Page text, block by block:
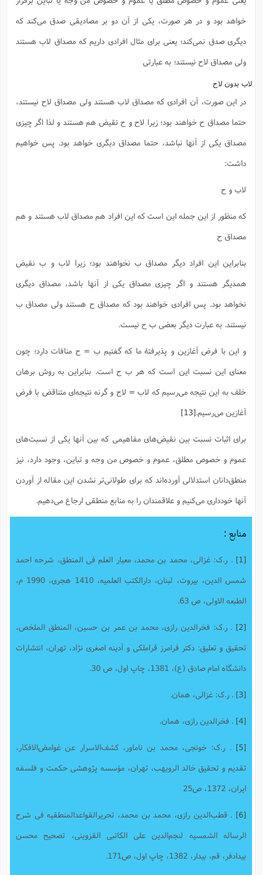
خواهد بود و در هر صورت، یکی از آن دو بر مصادیقی صدق می‌کند که
دیگری صدق نمی‌کند؛ یعنی برای مثال افرادی داریم که مصداق لاب هستند
ولی مصداق لاح نیستند؛ به عبارتی
لاب بدون لاح
در این صورت، آن افرادی که مصداق لاب هستند ولی مصداق لاح نیستند،
حتما مصداق ح خواهند بود؛ زیرا لاح و ح نقیض هم هستند و لذا اگر چیزی
مصداق یکی از آنها نباشد، حتما مصداق دیگری خواهد بود. پس خواهیم
داشت:
لاب و ح
که منظور از این جمله این است که این افراد هم مصداق لاب هستند و هم
مصداق ح
بنابراین این افراد دیگر مصداق ب نخواهند بود؛ زیرا لاب و ب نقیض
همدیگر هستند و اگر چیزی مصداق یکی از آنها باشد، مصداق دیگری
نخواهد بود. پس افرادی خواهند بود که مصداق ح هستند ولی مصداق ب
نیستند. به عبارت دیگر بعضی ب ح نیست.
و این با فرض آغازین و پذیرفتۀ ما که گفتیم ب = ح منافات دارد؛ چون
معنای این نسبت این است که هر ب ح است. بنابراین به روش برهان
خلف به این نتیجه می‌رسیم که لاب = لاح و گرنه نتیجه‌ای متناقض با فرض
آغازین می‌رسیم.[13]
برای اثبات نسبت بین نقیض‌های مفاهیمی که بین آنها یکی از نسبت‌های
عموم و خصوص مطلق، عموم و خصوص من وجه و تباین، وجود دارد، نیز
منطق‌دانان استدلالی آورده‌اند که برای طولانی‌تر نشدن این مقاله از آوردن
آنها خودداری می‌کنیم و علاقمندان را به منابع منطقی ارجاع می‌دهیم.
منابع :
. ر.ک: غزالی، محمد بن محمد، معیار العلم فی المنطق، شرحه احمد
شمس الدین، بیروت، لبنان، دارالکتب العلمیه، 1410 هجری، 1990 م،
الطبعه الاولی، ص 63.
. ر.ک: فخرالدین رازی، محمد بن عمر بن حسین، المنطق الملخص،
تحقیق و تعلیق: دکتر فرامرز قراملکی و آدینه اصغری نژاد، تهران، انتشارات
دانشگاه امام صادق (ع)، 1381، چاپ اول، ص 30.
. ر.ک: غزالی، همان.
. فخرالدین رازی، همان.
. ر.ک: خونجی، محمد بن ناماور، کشف‌الاسرار عن غوامض‌الافکار‌‫،
تقدیم و تحقیق خالد الرویهب، تهران، مؤسسه پژوهشی حکمت و فلسفه
ایران، 1372، ص25
. ق‍طب‌ال‍دی‍ن‌ رازی‌، م‍ح‍م‍د ب‍ن‌ م‍ح‍م‍د، تحریر‌القواعد‌المنطقیه فی شرح‌
الرساله ‌الشمسیه لنجم‌الدین علی ‌الکاتبی ‌القزوینی، تصحیح محسن‌
بیدادفر، قم، بیدار، 1382، چاپ اول، ص171.